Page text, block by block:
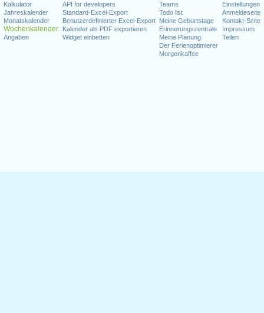
Kalkulator
Jahreskalender
Monatskalender
Wochenkalender
Angaben
API for developers
Standard-Excel-Export
Benutzerdefinierter Excel-Export
Kalender als PDF exportieren
Widget einbetten
Teams
Todo list
Meine Geburtstage
Erinnerungszentrale
Meine Planung
Der Ferienoptimierer
Morgenkaffee
Einstellungen
Anmeldeseite
Kontakt-Seite
Impressum
Teilen